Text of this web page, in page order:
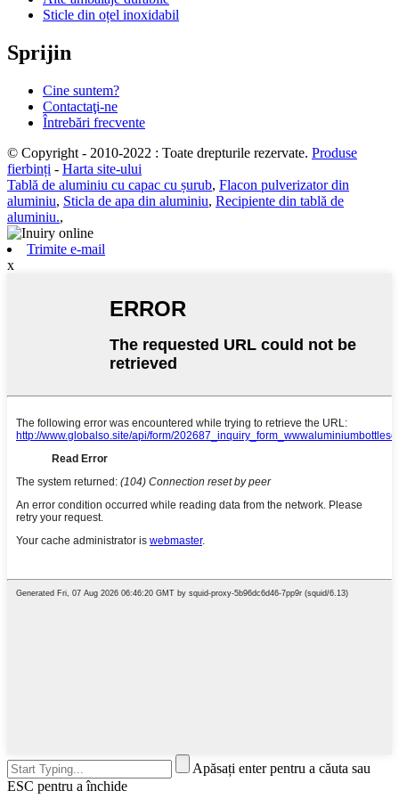
Sticle din oțel inoxidabil
Sprijin
Cine suntem?
Contactaţi-ne
Întrebări frecvente
© Copyright - 2010-2022 : Toate drepturile rezervate. Produse
fierbinți - Harta site-ului
Tablă de aluminiu cu capac cu șurub, Flacon pulverizator din
aluminiu, Sticla de apa din aluminiu, Recipiente din tablă de
aluminiu.,
Trimite e-mail
x
Apăsați enter pentru a căuta sau
ESC pentru a închide